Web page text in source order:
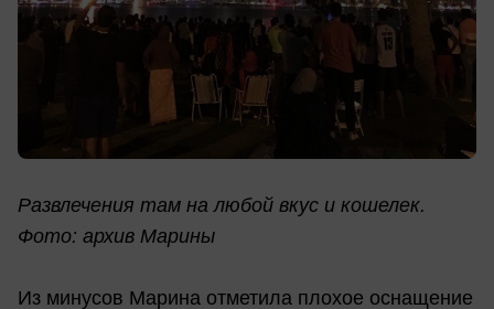
Развлечения там на любой вкус и кошелек.
Фото: архив Марины
Из минусов Марина отметила плохое оснащение